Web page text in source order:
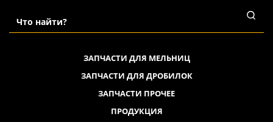
ЗАПЧАСТИ ДЛЯ МЕЛЬНИЦ
ЗАПЧАСТИ ДЛЯ ДРОБИЛОК
ЗАПЧАСТИ ПРОЧЕЕ
ПРОДУКЦИЯ